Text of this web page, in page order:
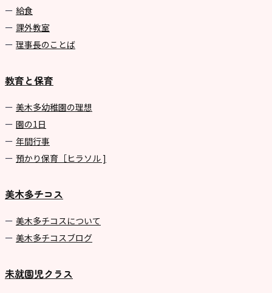
給食
課外教室
理事長のことば
教育と保育
美⽊多幼稚園の理想
園の1⽇
年間⾏事
預かり保育［ヒラソル ]
美木多チコス
美⽊多チコスについて
美⽊多チコスブログ
未就園児クラス